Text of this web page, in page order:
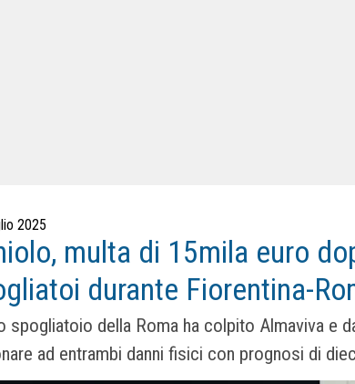
2025
multa di 15mila euro
durante Fiorentina-
spogliatoio della Roma ha colpito Almaviva e
ad entrambi danni fisici con prognosi di